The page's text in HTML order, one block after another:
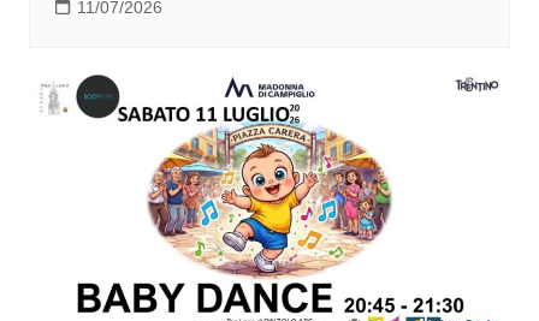
11/07/2026